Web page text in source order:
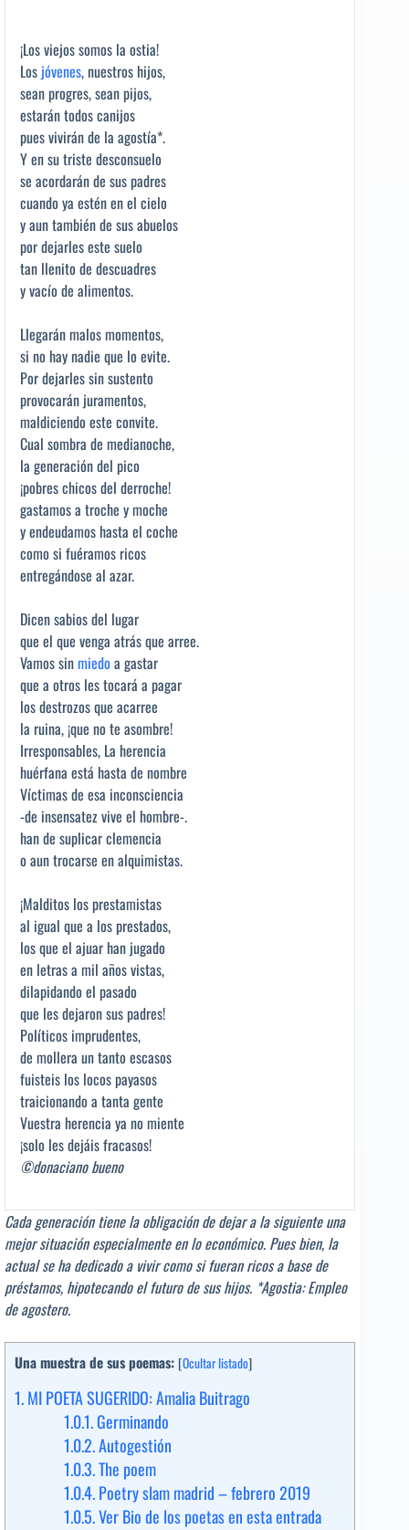
¡Los viejos somos la ostia!
Los jóvenes, nuestros hijos,
sean progres, sean pijos,
estarán todos canijos
pues vivirán de la agostía*.
Y en su triste desconsuelo
se acordarán de sus padres
cuando ya estén en el cielo
y aun también de sus abuelos
por dejarles este suelo
tan llenito de descuadres
y vacío de alimentos.
Llegarán malos momentos,
si no hay nadie que lo evite.
Por dejarles sin sustento
provocarán juramentos,
maldiciendo este convite.
Cual sombra de medianoche,
la generación del pico
¡pobres chicos del derroche!
gastamos a troche y moche
y endeudamos hasta el coche
como si fuéramos ricos
entregándose al azar.
Dicen sabios del lugar
que el que venga atrás que arree.
Vamos sinmiedo a gastar
que a otros les tocará a pagar
los destrozos que acarree
la ruina, ¡que no te asombre!
Irresponsables, La herencia
huérfana está hasta de nombre
Víctimas de esa inconsciencia
-de insensatez vive el hombre-.
han de suplicar clemencia
o aun trocarse en alquimistas.
¡Malditos los prestamistas
al igual que a los prestados,
los que el ajuar han jugado
en letras a mil años vistas,
dilapidando el pasado
que les dejaron sus padres!
Políticos imprudentes,
de mollera un tanto escasos
fuisteis los locos payasos
traicionando a tanta gente
Vuestra herencia ya no miente
¡solo les dejáis fracasos!
©donaciano bueno
Cada generación tiene la obligación de dejar a la siguiente una
mejor situación especialmente en lo económico. Pues bien, la
actual se ha dedicado a vivir como si fueran ricos a base de
préstamos, hipotecando el futuro de sus hijos. *Agostia: Empleo
de agostero.
Una muestra de sus poemas: [Ocultar listado]
1.MI POETA SUGERIDO: Amalia Buitrago
1.0.1.Germinando
1.0.2.Autogestión
1.0.3.The poem
1.0.4.Poetry slam madrid – febrero 2019
1.0.5.Ver Bio de los poetas en esta entrada